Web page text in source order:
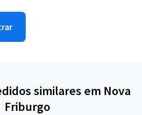
similares em Nova
Friburgo